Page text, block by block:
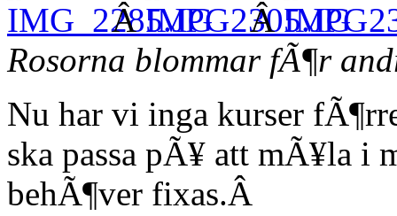
Â
Â
Rosorna blommar fÃ¶r
Nu har vi inga kurser
ska passa pÃ¥ att mÃ¥la i
behÃ¶ver fixas.Â